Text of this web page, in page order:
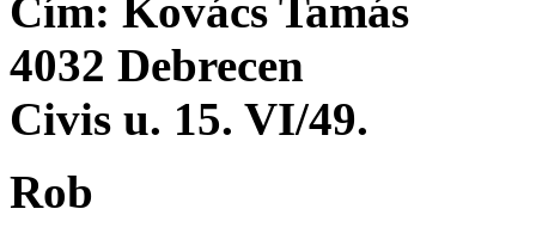
Cím: Kovács Tamás
4032 Debrecen
Civis u. 15. VI/49.
Rob